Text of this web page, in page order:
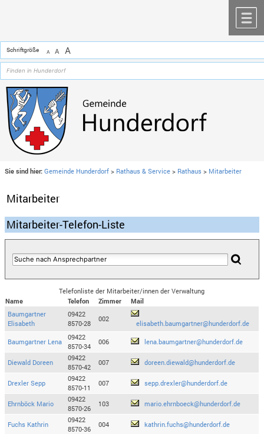
Schriftgröße A A A
Sie sind hier: Gemeinde Hunderdorf > Rathaus & Service > Rathaus > Mitarbeiter
Mitarbeiter
Mitarbeiter-Telefon-Liste
Telefonliste der Mitarbeiter/innen der Verwaltung
Name
Telefon Zimmer
Mail
Baumgartner
Elisabeth
09422
8570-28
002
elisabeth.baumgartner@hunderdorf.de
Baumgartner Lena
09422
8570-34
006 lena.baumgartner@hunderdorf.de
Diewald Doreen
09422
8570-42
007 doreen.diewald@hunderdorf.de
Drexler Sepp
09422
8570-11
007 sepp.drexler@hunderdorf.de
Ehrnböck Mario
09422
8570-26
103 mario.ehrnboeck@hunderdorf.de
Fuchs Kathrin
09422
8570-36
004 kathrin.fuchs@hunderdorf.de